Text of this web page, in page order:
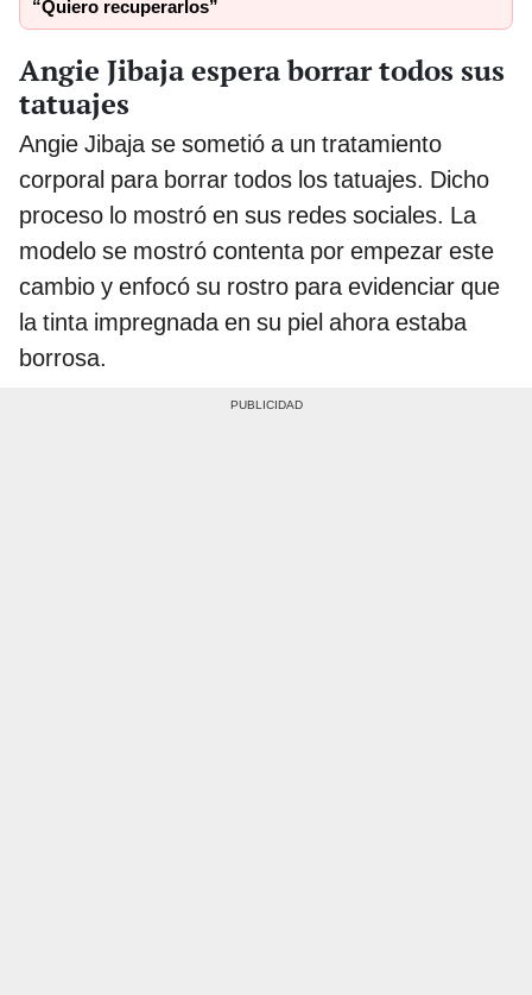
“Quiero recuperarlos”
Angie Jibaja espera borrar todos sus
tatuajes
Angie Jibaja se sometió a un tratamiento
corporal para borrar todos los tatuajes. Dicho
proceso lo mostró en sus redes sociales. La
modelo se mostró contenta por empezar este
cambio y enfocó su rostro para evidenciar que
la tinta impregnada en su piel ahora estaba
borrosa.